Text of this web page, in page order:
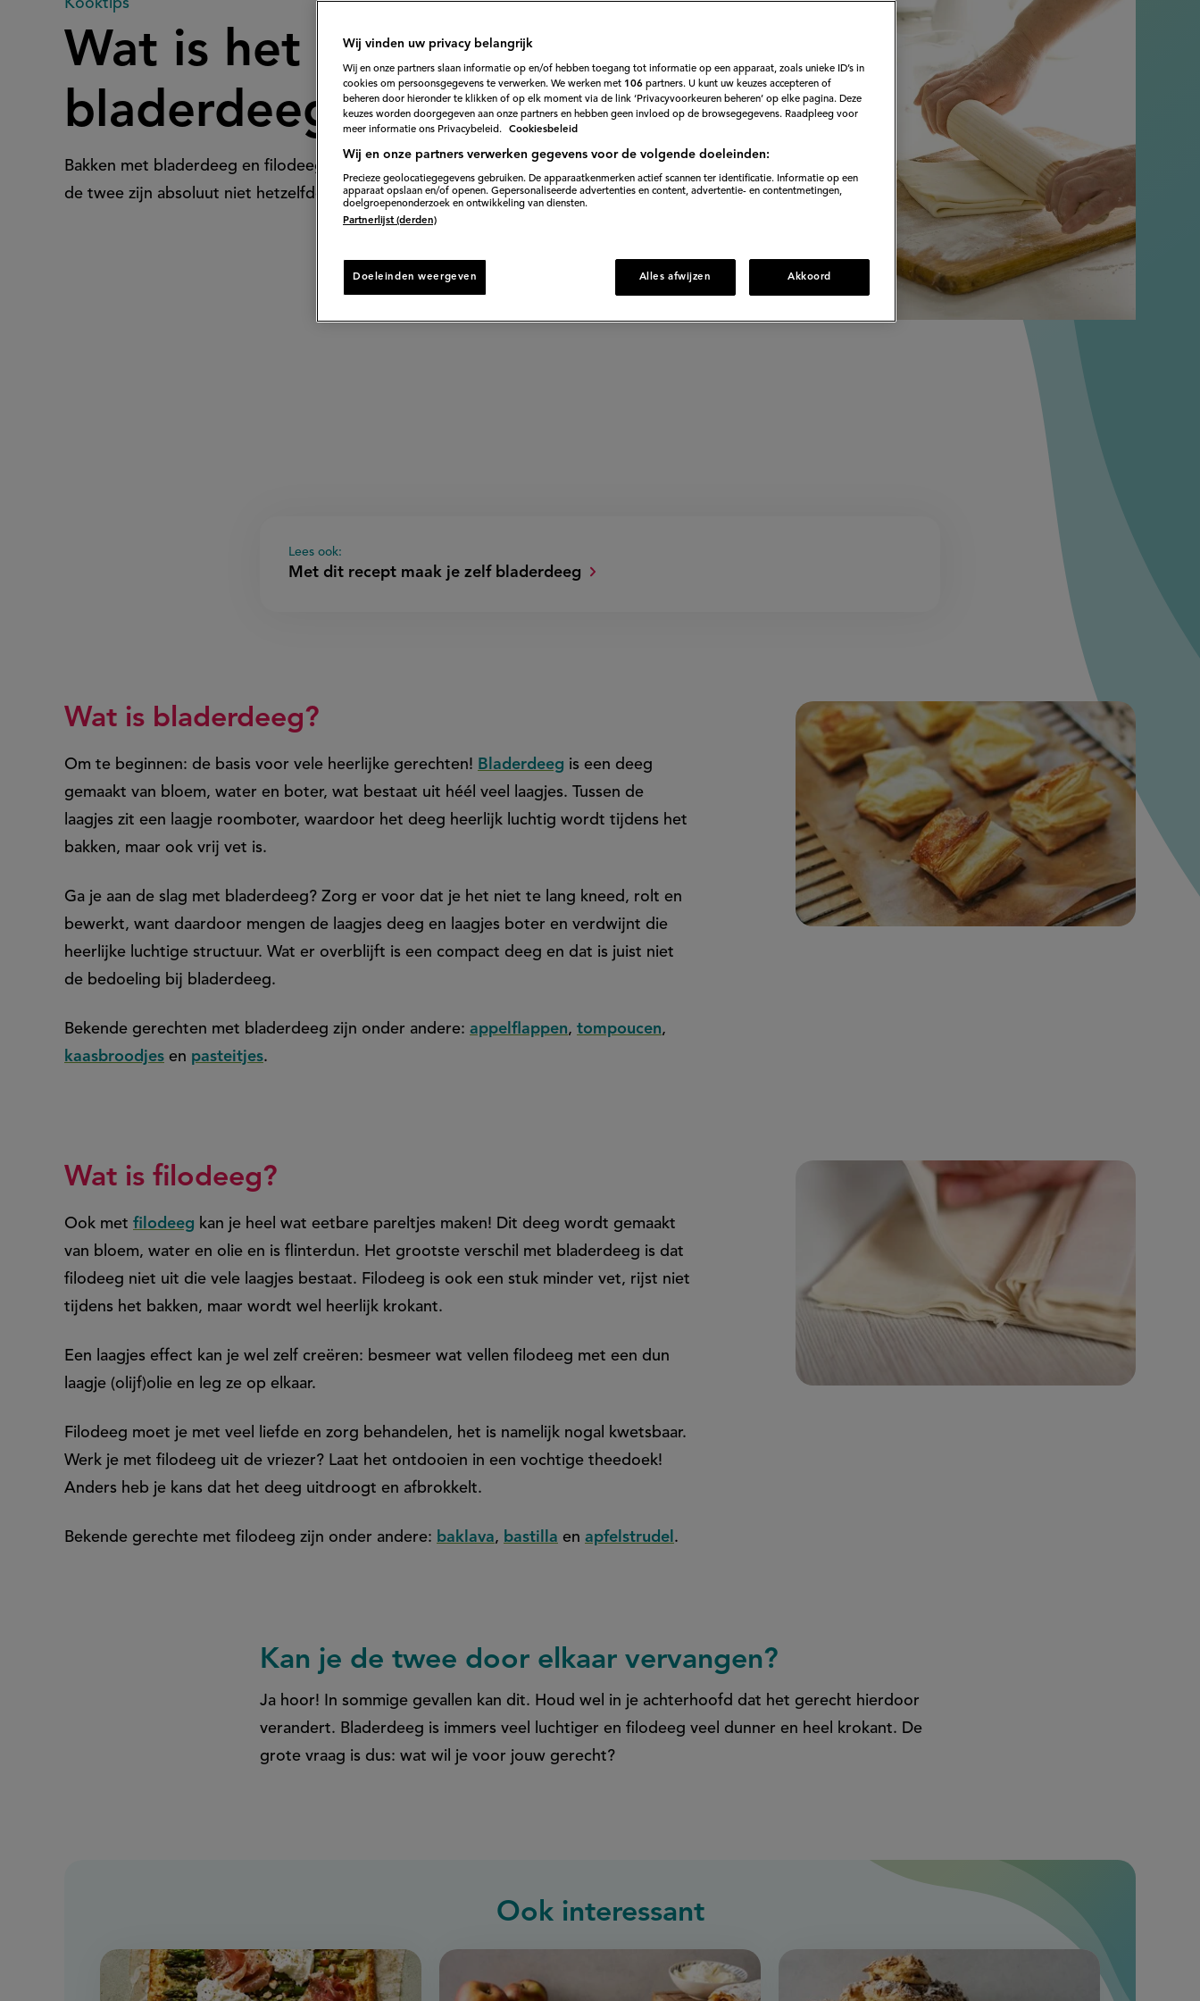
Wat
verschil
Kooktips
Wat is het verschil tussen
bladerdeeg en filodeeg?
Bakken met bladerdeeg en filodeeg is een feestje; je maakt er de lekkerste gerechten mee! Maar
de twee zijn absoluut niet hetzelfde. Wij leggen uit: wat is het verschil?
Lees ook:
Met dit recept maak je zelf bladerdeeg
Wat is bladerdeeg?
Om te beginnen: de basis voor vele heerlijke gerechten! Bladerdeeg is een deeg
gemaakt van bloem, water en boter, wat bestaat uit héél veel laagjes. Tussen de
laagjes zit een laagje roomboter, waardoor het deeg heerlijk luchtig wordt tijdens het
bakken, maar ook vrij vet is.
Ga je aan de slag met bladerdeeg? Zorg er voor dat je het niet te lang kneed, rolt en
bewerkt, want daardoor mengen de laagjes deeg en laagjes boter en verdwijnt die
heerlijke luchtige structuur. Wat er overblijft is een compact deeg en dat is juist niet
de bedoeling bij bladerdeeg.
Bekende gerechten met bladerdeeg zijn onder andere: appelflappen, tompoucen,
kaasbroodjes en pasteitjes.
Wat is filodeeg?
Ook met filodeeg kan je heel wat eetbare pareltjes maken! Dit deeg wordt gemaakt
van bloem, water en olie en is flinterdun. Het grootste verschil met bladerdeeg is dat
filodeeg niet uit die vele laagjes bestaat. Filodeeg is ook een stuk minder vet, rijst niet
tijdens het bakken, maar wordt wel heerlijk krokant.
Een laagjes effect kan je wel zelf creëren: besmeer wat vellen filodeeg met een dun
laagje (olijf)olie en leg ze op elkaar.
Filodeeg moet je met veel liefde en zorg behandelen, het is namelijk nogal kwetsbaar.
Werk je met filodeeg uit de vriezer? Laat het ontdooien in een vochtige theedoek!
Anders heb je kans dat het deeg uitdroogt en afbrokkelt.
Bekende gerechte met filodeeg zijn onder andere: baklava, bastilla en apfelstrudel .
Kan je de twee door elkaar vervangen?
Ja hoor! In sommige gevallen kan dit. Houd wel in je achterhoofd dat het gerecht hierdoor
verandert. Bladerdeeg is immers veel luchtiger en filodeeg veel dunner en heel krokant. De
grote vraag is dus: wat wil je voor jouw gerecht?
Ook interessant
Wij vinden uw privacy belangrijk
Wij en onze partners slaan informatie op en/of hebben toegang tot informatie op een apparaat, zoals unieke ID’s in
cookies om persoonsgegevens te verwerken. We werken met 106 partners. U kunt uw keuzes accepteren of
beheren door hieronder te klikken of op elk moment via de link ‘Privacyvoorkeuren beheren’ op elke pagina. Deze
keuzes worden doorgegeven aan onze partners en hebben geen invloed op de browsegegevens. Raadpleeg voor
meer informatie ons Privacybeleid.
Cookiesbeleid
Wij en onze partners verwerken gegevens voor de volgende doeleinden:
Precieze geolocatiegegevens gebruiken. De apparaatkenmerken actief scannen ter identificatie. Informatie op een
apparaat opslaan en/of openen. Gepersonaliseerde advertenties en content, advertentie- en contentmetingen,
doelgroepenonderzoek en ontwikkeling van diensten.
Partnerlijst (derden)
Doeleinden weergeven Alles afwijzen Akkoord